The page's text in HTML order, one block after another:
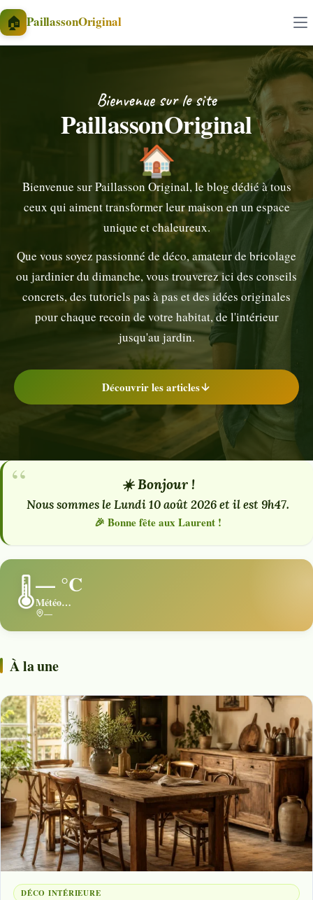
Aller au contenu
🏠 PaillassonOriginal
Bienvenue sur le site
PaillassonOriginal
🏠
Bienvenue sur Paillasson Original, le blog dédié à tous
ceux qui aiment transformer leur maison en un espace
unique et chaleureux.
Que vous soyez passionné de déco, amateur de bricolage
ou jardinier du dimanche, vous trouverez ici des conseils
concrets, des tutoriels pas à pas et des idées originales
pour chaque recoin de votre habitat, de l'intérieur
jusqu'au jardin.
Découvrir les articles
☀️ Bonjour !
Nous sommes le Lundi 10 août 2026 et il est 9h47.
🎉 Bonne fête aux Laurent !
🌡️— °C
Météo…
—
À la une
DÉCO INTÉRIEURE